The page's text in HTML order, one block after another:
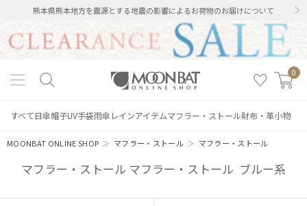
熊本県熊本地方を震源とする地震の影響によるお荷物のお届けについて
0
すべて日傘帽子UV手袋雨傘 レインアイテムマフラー・ストール財布・革小物
MOONBAT ONLINE SHOP ＞ マフラー・ストール ＞ マフラー・ストール
マフラー・ストール マフラー・ストール ブルー系